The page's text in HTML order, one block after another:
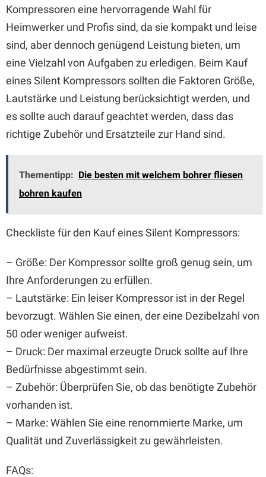
Kompressoren eine hervorragende Wahl für
Heimwerker und Profis sind, da sie kompakt und leise
sind, aber dennoch genügend Leistung bieten, um
eine Vielzahl von Aufgaben zu erledigen. Beim Kauf
eines Silent Kompressors sollten die Faktoren Größe,
Lautstärke und Leistung berücksichtigt werden, und
es sollte auch darauf geachtet werden, dass das
richtige Zubehör und Ersatzteile zur Hand sind.
Thementipp: Die besten mit welchem bohrer fliesen
bohren kaufen
Checkliste für den Kauf eines Silent Kompressors:
– Größe: Der Kompressor sollte groß genug sein, um
Ihre Anforderungen zu erfüllen.
– Lautstärke: Ein leiser Kompressor ist in der Regel
bevorzugt. Wählen Sie einen, der eine Dezibelzahl von
50 oder weniger aufweist.
– Druck: Der maximal erzeugte Druck sollte auf Ihre
Bedürfnisse abgestimmt sein.
– Zubehör: Überprüfen Sie, ob das benötigte Zubehör
vorhanden ist.
– Marke: Wählen Sie eine renommierte Marke, um
Qualität und Zuverlässigkeit zu gewährleisten.
FAQs: